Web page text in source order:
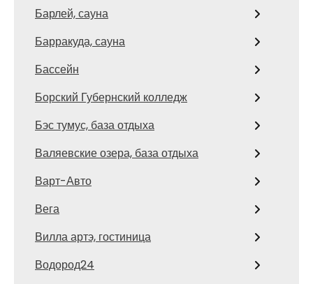
Барлей, сауна
Барракуда, сауна
Бассейн
Борский Губернский колледж
Бэс тумус, база отдыха
Валяевские озера, база отдыха
Варт-Авто
Вега
Вилла артэ, гостиница
Водород24